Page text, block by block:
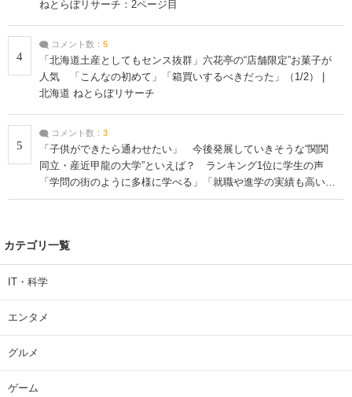
ねとらぼリサーチ：2ページ目
4
コメント数： 5
「北海道土産としてもセンス抜群」六花亭の“店舗限定”お菓子が
人気 「こんなの初めて」「箱買いするべきだった」（1/2） |
北海道 ねとらぼリサーチ
5
コメント数： 3
「子供ができたら通わせたい」 今後発展していきそうな“関関
同立・産近甲龍の大学”といえば？ ランキング1位に学生の声
「学問の街のように多様に学べる」「就職や進学の実績も高い」
| 大学 ねとらぼリサーチ
カテゴリ一覧
IT・科学
エンタメ
グルメ
ゲーム